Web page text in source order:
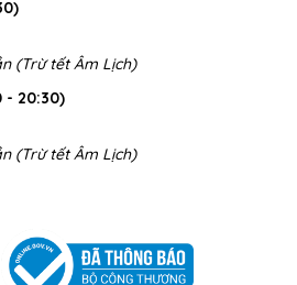
(Trừ tết Âm Lịch)
- 20:30)
(Trừ tết Âm Lịch)